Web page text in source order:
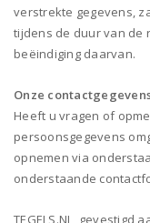
verstrekte gegevens,
tijdens de duur van de
beëindiging daarvan.
Onze
Heeft u vragen of
persoonsgegevens
opnemen via
onderstaande
TEGELS.NL, gevestigd